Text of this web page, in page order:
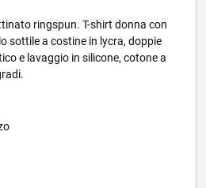
ringspun. T-shirt donna con
sottile a costine in lycra, doppie
e lavaggio in silicone, cotone a